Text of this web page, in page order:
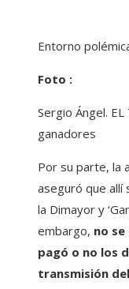
Entorno
Foto :
Sergio Ángel.
ganadores
Por su parte, la
aseguró que allí
la Dimayor y
embargo, no
pagó o no los
transmisión